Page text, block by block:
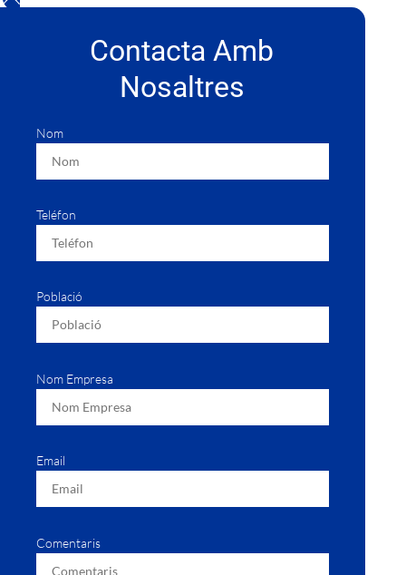
Contacta Amb
Nosaltres
Nom
Teléfon
Població
Nom Empresa
Email
Comentaris